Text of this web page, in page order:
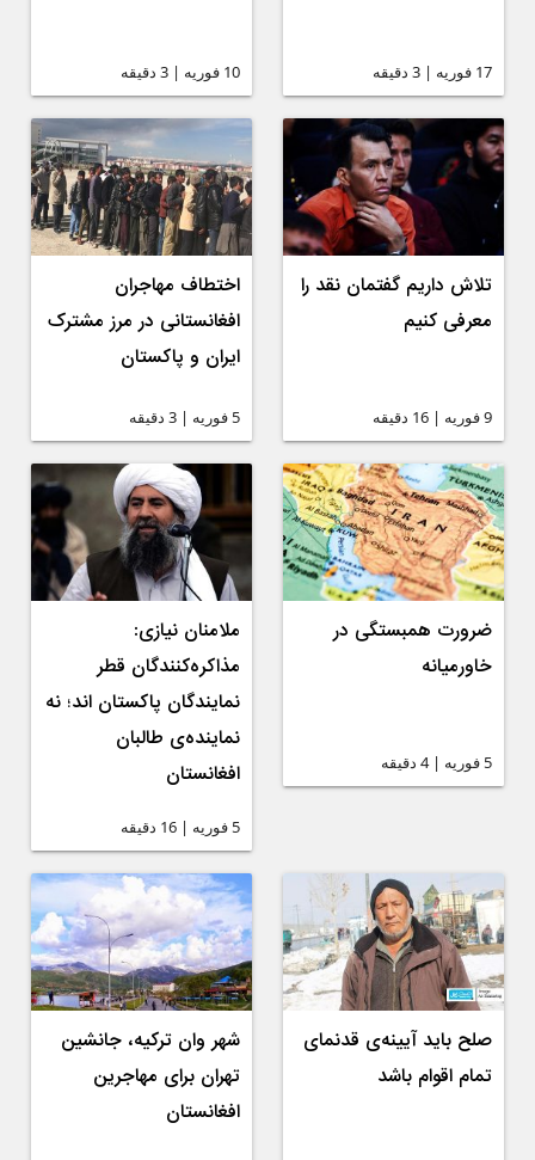
17 فوریه | 3 دقیقه 10 فوریه | 3 دقیقه
تلاش داریم گفتمان نقد را
معرفی کنیم
9 فوریه | 16 دقیقه
اختطاف مهاجران
افغانستانی در مرز مشترک
ایران و پاکستان
5 فوریه | 3 دقیقه
ضرورت همبستگی در
خاورمیانه
5 فوریه | 4 دقیقه
ملامنان نیازی:
مذاکره‌کنندگان قطر
نمایندگان پاکستان اند؛ نه
نماینده‌ی طالبان
افغانستان
5 فوریه | 16 دقیقه
صلح باید آیینه‌ی قدنمای
تمام اقوام باشد
شهر وان ترکیه، جانشین
تهران برای مهاجرین
افغانستان